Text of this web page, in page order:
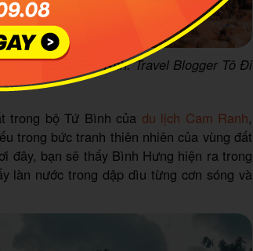
và quyến rũ. Ảnh: Travel Blogger Tô Đi
trong bộ Tứ Bình của du lịch Cam Ranh,
trong bức tranh thiên nhiên của vùng đất
đây, bạn sẽ thấy Bình Hưng hiện ra trong
làn nước trong dập dìu từng cơn sóng và